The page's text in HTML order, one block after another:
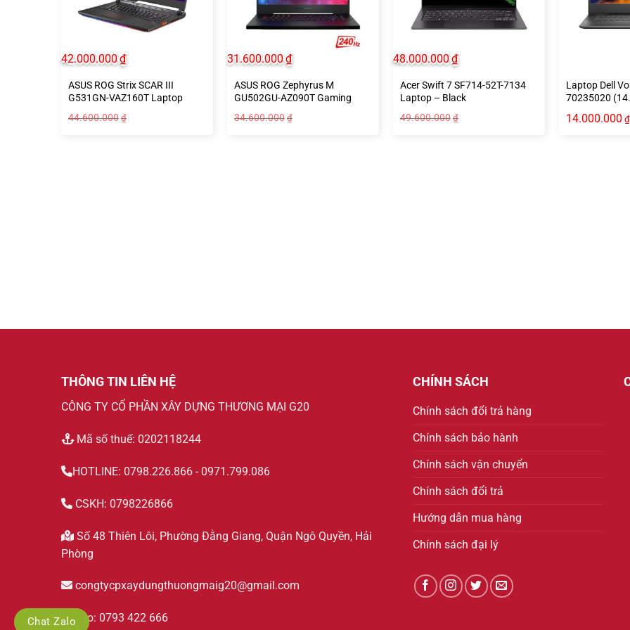
ASUS ROG Strix SCAR III
G531GN-VAZ160T Laptop
44.600.000 ₫
42.000.000₫
ASUS ROG Zephyrus M
GU502GU-AZ090T Gaming
34.600.000 ₫
31.600.000₫
Acer Swift 7 SF714-52T-7134
Laptop – Black
49.600.000 ₫
48.000.000₫
Laptop Dell
70235020
256GB |
14.000.000 ₫
THÔNG TIN LIÊN HỆ
CÔNG TY CỔ PHẦN XÂY DỰNG THƯƠNG MẠI G20
Mã số thuế: 0202118244
HOTLINE: 0798.226.866 - 0971.799.086
CSKH: 0798226866
Số 48 Thiên Lôi, Phường Đằng Giang, Quận Ngô Quyền, Hải
Phòng
congtycpxaydungthuongmaig20@gmail.com
Zalo: 0793 422 666
CHÍNH SÁCH
Chính sách đổi trả hàng
Chính sách bảo hành
Chính sách vận chuyển
Chính sách đổi trả
Hướng dẫn mua hàng
Chính sách đại lý
Chat Zalo